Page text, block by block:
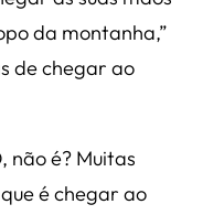
da montanha,”
de chegar ao
não é? Muitas
é chegar ao